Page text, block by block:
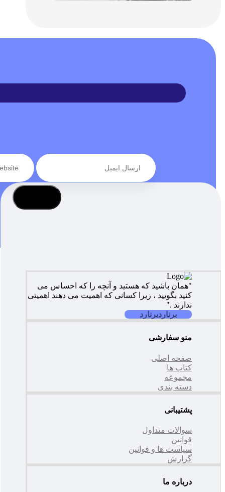
"همان باشید که هستید و آنچه را که احساس می
کنید بگویید ، زیرا کسانی که اهمیت می دهند اهمیتی
ندارند ."
برناردبرنارد
منو سفارشی
صفحه اصلی
کتاب ها
مجموعه
دسته بندی
پشتیبانی
سوالات متداول
قوانین
سیاست ها و قوانین
گزارش
درباره ما